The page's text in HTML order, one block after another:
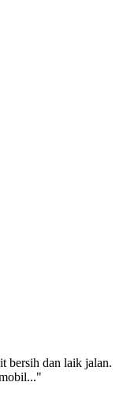
bersih dan laik jalan.